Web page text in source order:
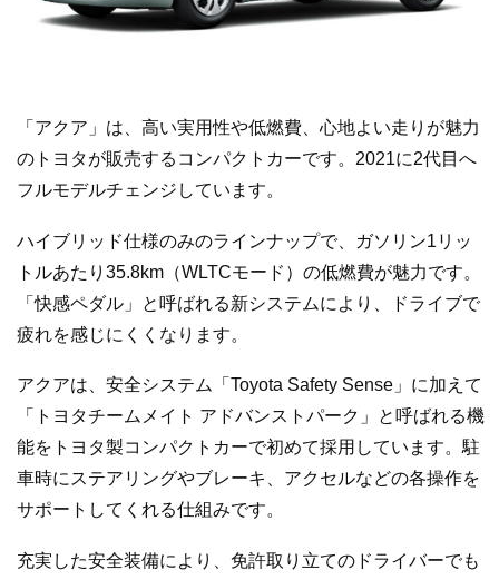
「アクア」は、高い実用性や低燃費、心地よい走りが魅力
のトヨタが販売するコンパクトカーです。2021に2代目へ
フルモデルチェンジしています。
ハイブリッド仕様のみのラインナップで、ガソリン1リッ
トルあたり35.8km（WLTCモード）の低燃費が魅力です。
「快感ペダル」と呼ばれる新システムにより、ドライブで
疲れを感じにくくなります。
アクアは、安全システム「Toyota Safety Sense」に加えて
「トヨタチームメイト アドバンストパーク」と呼ばれる機
能をトヨタ製コンパクトカーで初めて採用しています。駐
車時にステアリングやブレーキ、アクセルなどの各操作を
サポートしてくれる仕組みです。
充実した安全装備により、免許取り立てのドライバーでも